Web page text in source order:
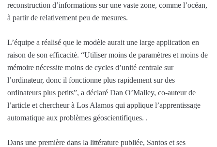
reconstruction d’informations sur une vaste zone, comme l’océan,
à partir de relativement peu de mesures.
L’équipe a réalisé que le modèle aurait une large application en
raison de son efficacité. “Utiliser moins de paramètres et moins de
mémoire nécessite moins de cycles d’unité centrale sur
l’ordinateur, donc il fonctionne plus rapidement sur des
ordinateurs plus petits”, a déclaré Dan O’Malley, co-auteur de
l’article et chercheur à Los Alamos qui applique l’apprentissage
automatique aux problèmes géoscientifiques. .
Dans une première dans la littérature publiée, Santos et ses